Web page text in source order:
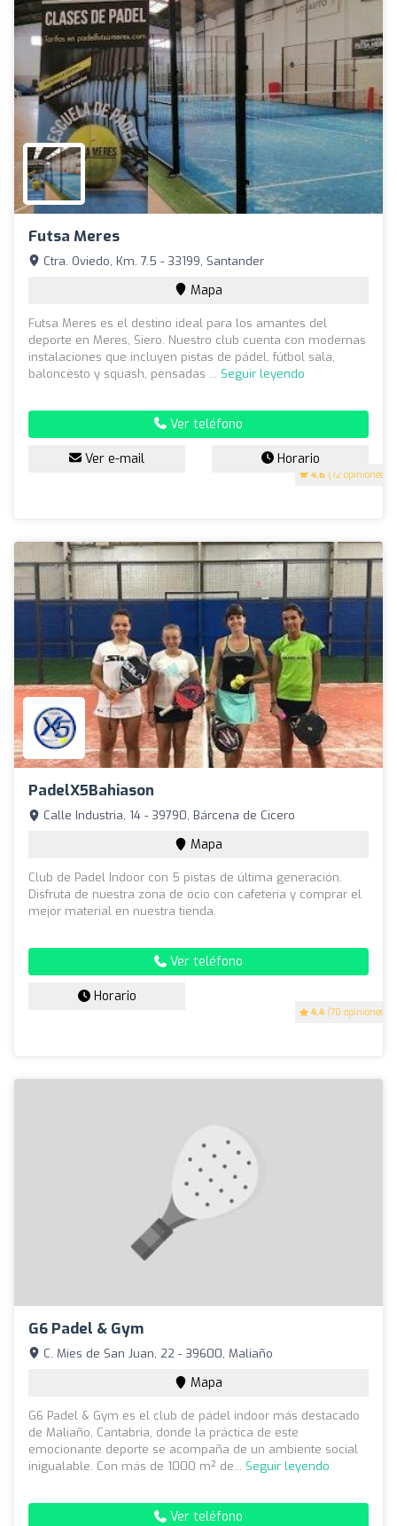
Futsa Meres
4.6 (72 opiniones)
Ctra. Oviedo, Km. 7.5 - 33199, Santander
Mapa
Futsa Meres es el destino ideal para los amantes del
deporte en Meres, Siero. Nuestro club cuenta con modernas
instalaciones que incluyen pistas de pádel, fútbol sala,
baloncesto y squash, pensadas ... Seguir leyendo
Ver teléfono
Ver e-mail Horario
PadelX5Bahiason
4.4 (70 opiniones)
Calle Industria, 14 - 39790, Bárcena de Cicero
Mapa
Club de Padel Indoor con 5 pistas de última generación.
Disfruta de nuestra zona de ocio con cafeteria y comprar el
mejor material en nuestra tienda.
Ver teléfono
Horario
G6 Padel & Gym
C. Mies de San Juan, 22 - 39600, Maliaño
Mapa
G6 Padel & Gym es el club de pádel indoor más destacado
de Maliaño, Cantabria, donde la práctica de este
emocionante deporte se acompaña de un ambiente social
inigualable. Con más de 1000 m² de... Seguir leyendo
Ver teléfono